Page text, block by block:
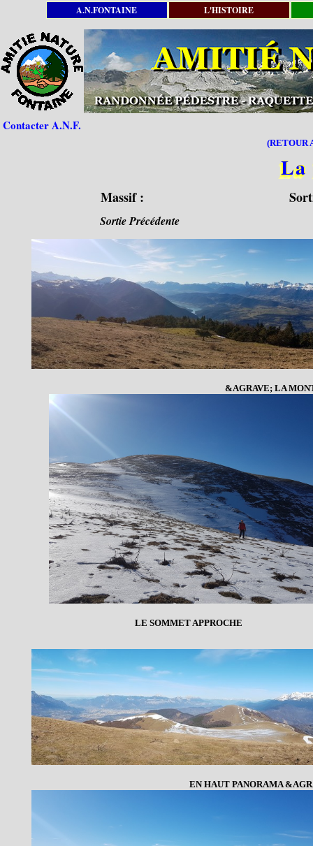
A.N.FONTAINE L'HISTOIRE
Contacter A.N.F.
(RETOUR
La
Massif :
Sortie Précédente
&AGRAVE; LA
LE SOMMET APPROCHE
EN HAUT PANORAMA